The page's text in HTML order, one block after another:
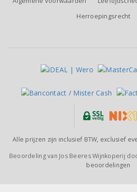
Herroepingsrecht
Alle prijzen zijn inclusief BTW, exclusief
Beoordeling van Jos Beeres Wijnkoperij
beoordelingen